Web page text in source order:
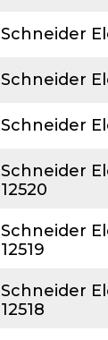
Schneider
Schneider
Schneider
Schneider
12520
Schneider
12519
Schneider
12518